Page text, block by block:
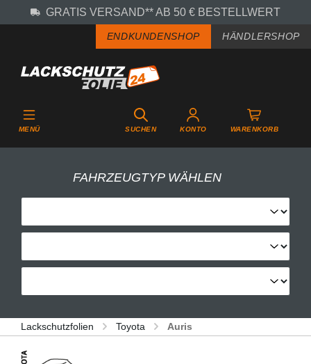
Zum Hauptinhalt springen
GRATIS VERSAND** AB 50 € BESTELLWERT
ENDKUNDENSHOP HÄNDLERSHOP
MENÜ SUCHEN KONTO WARENKORB
FAHRZEUGTYP WÄHLEN
Lackschutzfolien Toyota Auris